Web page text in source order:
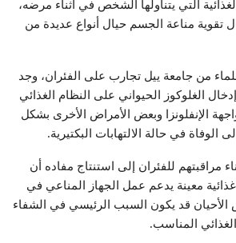
التي يتناولها الشخص في أثناء مرضه،
تقوية مناعة الجسم حيال أنواع عديدة من
من جامعة ييل تجارب على الفئران، وجد
الغلوكوز الحيواني على النظام الغذائي
الإنفلونزا وبعض الأمراض الأخرى بشكل
الوفاة في حالة الالتهابات البكتيرية.
مراقبتهم للفئران إلى استنتاج مفاده أن
معينة يدعم عمل الجهاز المناعي في
قد يكون السبب الرئيسي في الشفاء
الغذائي المناسب.